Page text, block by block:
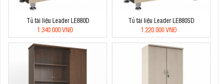
Tủ tài liệu Leader LE880D
1.340.000 VNĐ
Tủ tài liệu Leader LE880SD
1.220.000 VNĐ